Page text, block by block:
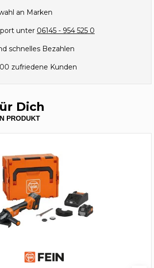
an Marken
unter 06145 - 954 525 0
schnelles Bezahlen
zufriedene Kunden
Dich
PRODUKT